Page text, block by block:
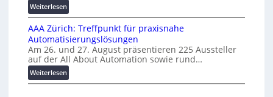
n
l
A
u
t
m
Weiterlesen:
K
M
U
i
n
d
e
AAA Zürich: Treffpunkt für praxisnahe
Automatisierungslösungen
Am 26. und 27. August präsentieren 225 Aussteller
auf der All About Automation sowie rund…
Weiterlesen:
A